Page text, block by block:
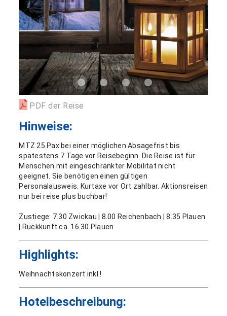
PDF der Reise
Hinweise:
MTZ 25 Pax bei einer möglichen Absagefrist bis
spätestens 7 Tage vor Reisebeginn. Die Reise ist für
Menschen mit eingeschränkter Mobilität nicht
geeignet. Sie benötigen einen gültigen
Personalausweis. Kurtaxe vor Ort zahlbar. Aktionsreisen
nur bei reise plus buchbar!
Zustiege: 7.30 Zwickau | 8.00 Reichenbach | 8.35 Plauen
| Rückkunft ca. 16.30 Plauen
Highlights:
Weihnachtskonzert inkl.!
Hotelbeschreibung: